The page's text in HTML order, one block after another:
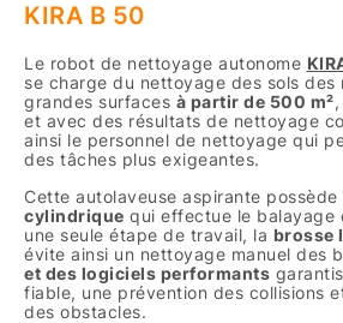
KIRA B 50
Le robot de nettoyage autonome
se charge du nettoyage des sols des
grandes surfaces à partir de 500 m²
et avec des résultats de nettoyage
ainsi le personnel de nettoyage qui
des tâches plus exigeantes.
Cette autolaveuse aspirante possède
cylindrique qui effectue le balayage
une seule étape de travail, la brosse
évite ainsi un nettoyage manuel des
et des logiciels performants
fiable, une prévention des collisions
des obstacles.